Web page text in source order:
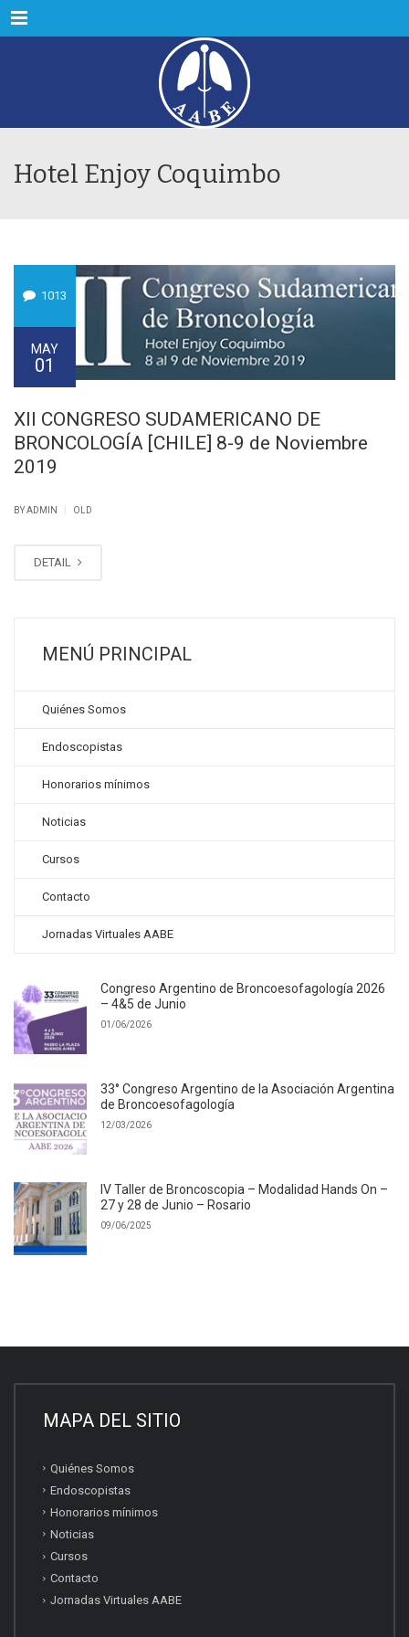
Menu
Hotel Enjoy Coquimbo
1013
MAY
01
XII CONGRESO SUDAMERICANO DE
BRONCOLOGÍA [CHILE] 8-9 de Noviembre
2019
BY ADMIN OLD
DETAIL
MENÚ PRINCIPAL
Quiénes Somos
Endoscopistas
Honorarios mínimos
Noticias
Cursos
Contacto
Jornadas Virtuales AABE
Congreso Argentino de Broncoesofagología 2026
– 4&5 de Junio
01/06/2026
33° Congreso Argentino de la Asociación Argentina
de Broncoesofagología
12/03/2026
IV Taller de Broncoscopia – Modalidad Hands On –
27 y 28 de Junio – Rosario
09/06/2025
MAPA DEL SITIO
Quiénes Somos
Endoscopistas
Honorarios mínimos
Noticias
Cursos
Contacto
Jornadas Virtuales AABE